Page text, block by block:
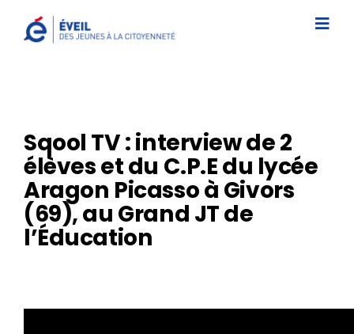
Études/Documentations
Actus/Prix ÉVEIL
Contact
S’inscrire à une intervention
Sqool TV : interview de 2
élèves et du C.P.E du lycée
Aragon Picasso à Givors
(69), au Grand JT de
l’Éducation